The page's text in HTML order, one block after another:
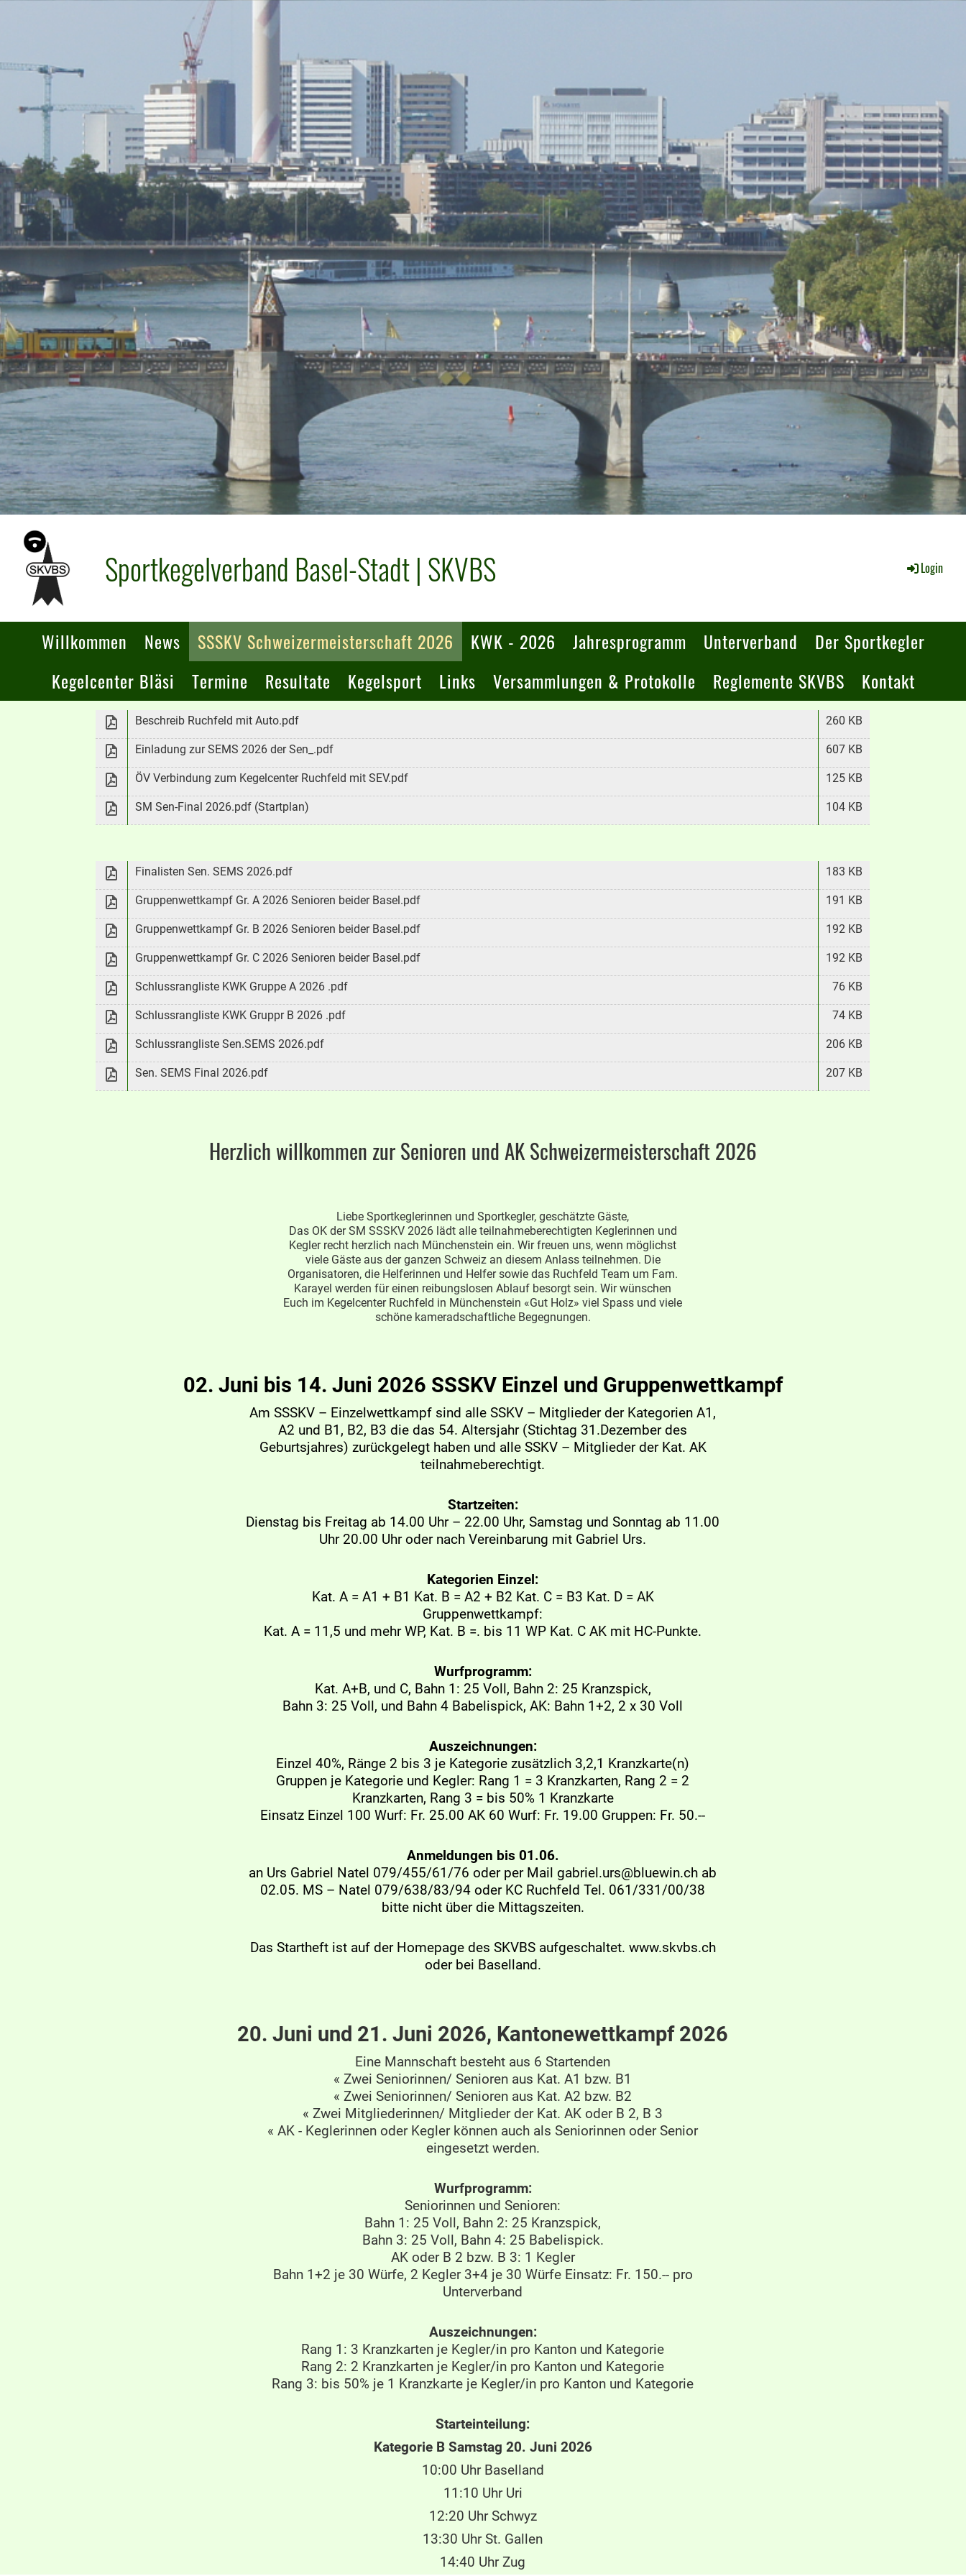
Sportkegelverband Basel-Stadt | SKVBS Login
Willkommen News SSSKV Schweizermeisterschaft 2026 KWK - 2026 Jahresprogramm Unterverband
Der Sportkegler
Kegelcenter Bläsi
Termine Resultate Kegelsport Links Versammlungen & Protokolle Reglemente SKVBS Kontakt
Beschreib Ruchfeld mit Auto.pdf 260 KB
Einladung zur SEMS 2026 der Sen_.pdf 607 KB
ÖV Verbindung zum Kegelcenter Ruchfeld mit SEV.pdf 125 KB
SM Sen-Final 2026.pdf (Startplan) 104 KB
Finalisten Sen. SEMS 2026.pdf 183 KB
Gruppenwettkampf Gr. A 2026 Senioren beider Basel.pdf 191 KB
Gruppenwettkampf Gr. B 2026 Senioren beider Basel.pdf 192 KB
Gruppenwettkampf Gr. C 2026 Senioren beider Basel.pdf 192 KB
Schlussrangliste KWK Gruppe A 2026 .pdf 76 KB
Schlussrangliste KWK Gruppr B 2026 .pdf 74 KB
Schlussrangliste Sen.SEMS 2026.pdf 206 KB
Sen. SEMS Final 2026.pdf 207 KB
Herzlich willkommen zur Senioren und AK Schweizermeisterschaft 2026
Liebe Sportkeglerinnen und Sportkegler, geschätzte Gäste,
Das OK der SM SSSKV 2026 lädt alle teilnahmeberechtigten Keglerinnen und
Kegler recht herzlich nach Münchenstein ein. Wir freuen uns, wenn möglichst
viele Gäste aus der ganzen Schweiz an diesem Anlass teilnehmen. Die
Organisatoren, die Helferinnen und Helfer sowie das Ruchfeld Team um Fam.
Karayel werden für einen reibungslosen Ablauf besorgt sein. Wir wünschen
Euch im Kegelcenter Ruchfeld in Münchenstein «Gut Holz» viel Spass und viele
schöne kameradschaftliche Begegnungen.
02. Juni bis 14. Juni 2026 SSSKV Einzel und Gruppenwettkampf
Am SSSKV – Einzelwettkampf sind alle SSKV – Mitglieder der Kategorien A1,
A2 und B1, B2, B3 die das 54. Altersjahr (Stichtag 31.Dezember des
Geburtsjahres) zurückgelegt haben und alle SSKV – Mitglieder der Kat. AK
teilnahmeberechtigt.
Startzeiten:
Dienstag bis Freitag ab 14.00 Uhr – 22.00 Uhr, Samstag und Sonntag ab 11.00
Uhr 20.00 Uhr oder nach Vereinbarung mit Gabriel Urs.
Kategorien Einzel:
Kat. A = A1 + B1 Kat. B = A2 + B2 Kat. C = B3 Kat. D = AK
Gruppenwettkampf:
Kat. A = 11,5 und mehr WP, Kat. B =. bis 11 WP Kat. C AK mit HC-Punkte.
Wurfprogramm:
Kat. A+B, und C, Bahn 1: 25 Voll, Bahn 2: 25 Kranzspick,
Bahn 3: 25 Voll, und Bahn 4 Babelispick, AK: Bahn 1+2, 2 x 30 Voll
Auszeichnungen:
Einzel 40%, Ränge 2 bis 3 je Kategorie zusätzlich 3,2,1 Kranzkarte(n)
Gruppen je Kategorie und Kegler: Rang 1 = 3 Kranzkarten, Rang 2 = 2
Kranzkarten, Rang 3 = bis 50% 1 Kranzkarte
Einsatz Einzel 100 Wurf: Fr. 25.00 AK 60 Wurf: Fr. 19.00 Gruppen: Fr. 50.--
Anmeldungen bis 01.06.
an Urs Gabriel Natel 079/455/61/76 oder per Mail gabriel.urs@bluewin.ch ab
02.05. MS – Natel 079/638/83/94 oder KC Ruchfeld Tel. 061/331/00/38
bitte nicht über die Mittagszeiten.
Das Startheft ist auf der Homepage des SKVBS aufgeschaltet. www.skvbs.ch
oder bei Baselland.
20. Juni und 21. Juni 2026, Kantonewettkampf 2026
Eine Mannschaft besteht aus 6 Startenden
« Zwei Seniorinnen/ Senioren aus Kat. A1 bzw. B1
« Zwei Seniorinnen/ Senioren aus Kat. A2 bzw. B2
« Zwei Mitgliederinnen/ Mitglieder der Kat. AK oder B 2, B 3
« AK - Keglerinnen oder Kegler können auch als Seniorinnen oder Senior
eingesetzt werden.
Wurfprogramm:
Seniorinnen und Senioren:
Bahn 1: 25 Voll, Bahn 2: 25 Kranzspick,
Bahn 3: 25 Voll, Bahn 4: 25 Babelispick.
AK oder B 2 bzw. B 3: 1 Kegler
Bahn 1+2 je 30 Würfe, 2 Kegler 3+4 je 30 Würfe Einsatz: Fr. 150.-- pro
Unterverband
Auszeichnungen:
Rang 1: 3 Kranzkarten je Kegler/in pro Kanton und Kategorie
Rang 2: 2 Kranzkarten je Kegler/in pro Kanton und Kategorie
Rang 3: bis 50% je 1 Kranzkarte je Kegler/in pro Kanton und Kategorie
Starteinteilung:
Kategorie B Samstag 20. Juni 2026
10:00 Uhr Baselland
11:10 Uhr Uri
12:20 Uhr Schwyz
13:30 Uhr St. Gallen
14:40 Uhr Zug